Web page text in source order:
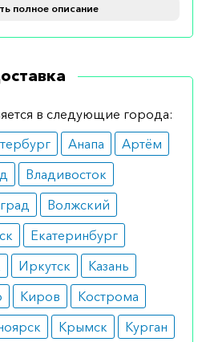
иммунитета, различных
первичной или
злокачественных
лечения и
людям с
органами, с высокой
непереносимостью
веществ раствора.
противопоказано в период
полное описание
в следующие города:
Анапа
Артём
Владивосток
Волжский
Екатеринбург
Иркутск
Казань
Киров
Кострома
Крымск
Курган